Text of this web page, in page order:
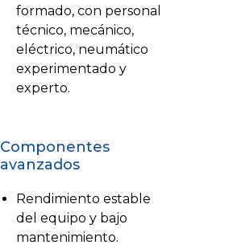
formado, con personal
técnico, mecánico,
eléctrico, neumático
experimentado y
experto.
Componentes
avanzados
Rendimiento estable
del equipo y bajo
mantenimiento.